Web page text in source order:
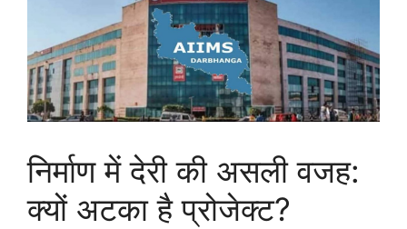
निर्माण में देरी की असली वजह:
क्यों अटका है प्रोजेक्ट?